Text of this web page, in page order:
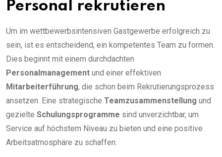
Personal rekrutieren
Um im wettbewerbsintensiven Gastgewerbe erfolgreich zu
sein, ist es entscheidend, ein kompetentes Team zu formen.
Dies beginnt mit einem durchdachten
Personalmanagement und einer effektiven
Mitarbeiterführung, die schon beim Rekrutierungsprozess
ansetzen. Eine strategische Teamzusammenstellung und
gezielte Schulungsprogramme sind unverzichtbar, um
Service auf höchstem Niveau zu bieten und eine positive
Arbeitsatmosphäre zu schaffen.